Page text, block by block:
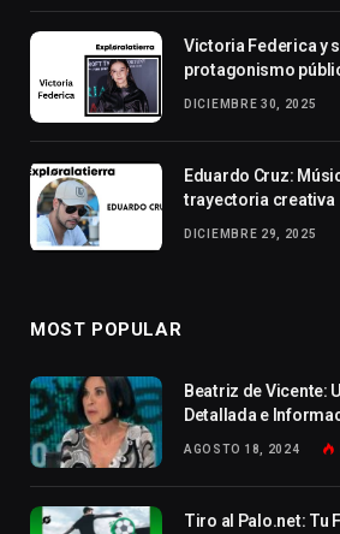
Victoria Federica y
protagonismo
DICIEMBRE 30, 2025
Eduardo Cruz:
trayectoria creativa
DICIEMBRE 29, 2025
MOST POPULAR
Beatriz de Vicente:
Detallada e
AGOSTO 18, 2024
Tiro al Palo.net: Tu